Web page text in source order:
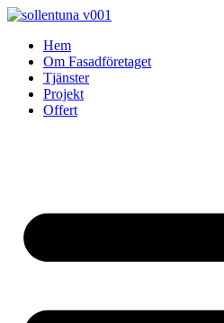
Skip
contentHem
Om Fasadföretaget
Tjänster
Projekt
Offert